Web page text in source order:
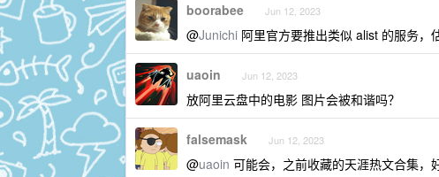
boorabee Jun 12, 2023
@Junichi 阿里官方要推出类似 alist 的服务，
uaoin Jun 12, 2023
放阿里云盘中的电影 图片会被和谐吗？
falsemask Jun 12, 2023
@uaoin 可能会，之前收藏的天涯热文合集，